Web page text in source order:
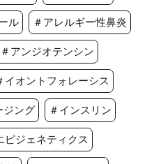
ル ＃アレルギー性鼻炎
＃アンジオテンシン
イオントフォレーシス
ジング ＃インスリン
ピジェネティクス